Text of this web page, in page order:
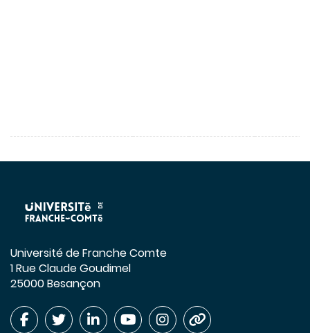
Université de Franche Comte
1 Rue Claude Goudimel
25000 Besançon